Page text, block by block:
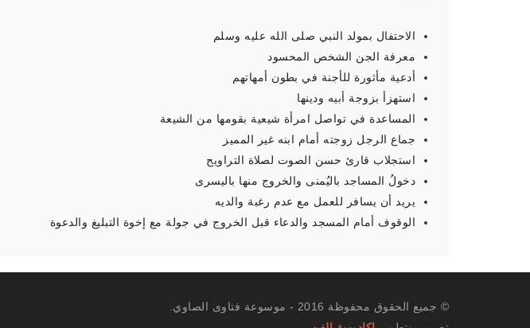
الاحتفال بمولد النبي صلى الله عليه وسلم
معرفة الجن الشخص المحسود
أدعية مأثورة للأجنة في بطون أمهاتهم
استهزأ بزوجة أبيه ودينها
المساعدة في تواصل امرأة شيعية بقومها من الشيعة
جماع الرجل زوجته أمام ابنه غير المميز
استجلاب قارئ حسن الصوت لصلاة التراويح
دخولُ المساجد باليُمنى والخروج منها باليسرى
يريد أن يسافر للعمل مع عدم رغبة والديه
الوقوف أمام المسجد والدعاء قبل الخروج في جولة مع إخوة التبليغ والدعوة
© جميع الحقوق محفوظة 2016 - موسوعة فتاوى الصاوي.